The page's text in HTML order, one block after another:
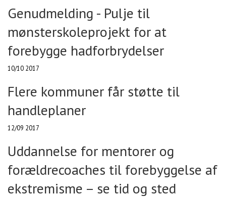
Genudmelding - Pulje til
mønsterskoleprojekt for at
forebygge hadforbrydelser
10/10 2017
Flere kommuner får støtte til
handleplaner
12/09 2017
Uddannelse for mentorer og
forældrecoaches til forebyggelse af
ekstremisme – se tid og sted